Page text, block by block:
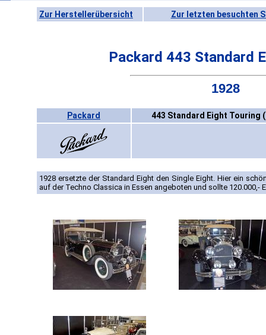
Zur Herstellerübersicht Zur letzten besuchten
Packard 443 Standard
1928
Packard 443 Standard Eight Touring
1928 ersetzte der Standard Eight den Single Eight. Hier ein
auf der Techno Classica in Essen angeboten und sollte 120.000,-